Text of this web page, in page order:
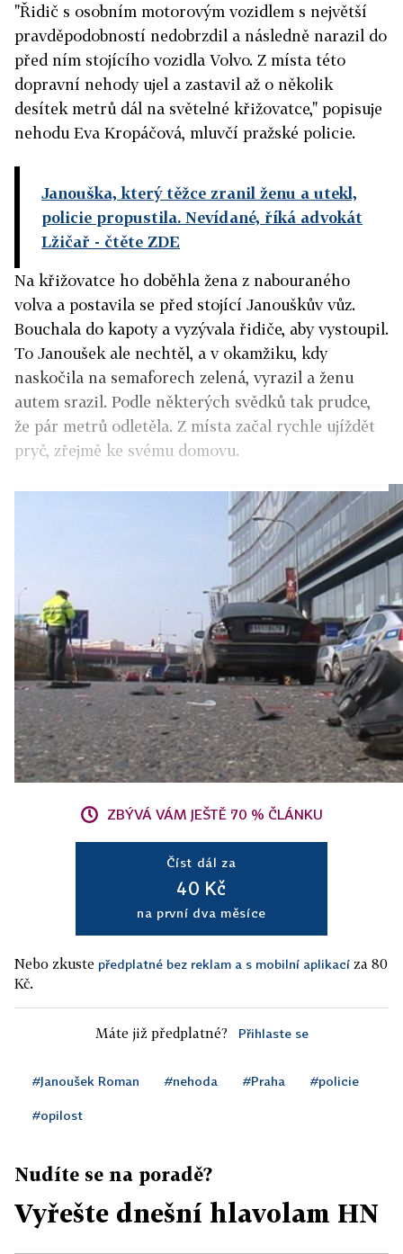
"Řidič s osobním motorovým vozidlem s největší
pravděpodobností nedobrzdil a následně narazil do
před ním stojícího vozidla Volvo. Z místa této
dopravní nehody ujel a zastavil až o několik
desítek metrů dál na světelné křižovatce," popisuje
nehodu Eva Kropáčová, mluvčí pražské policie.
Janouška, který těžce zranil ženu a utekl,
policie propustila. Nevídané, říká advokát
Lžičař - čtěte ZDE
Na křižovatce ho doběhla žena z nabouraného
volva a postavila se před stojící Janouškův vůz.
Bouchala do kapoty a vyzývala řidiče, aby vystoupil.
To Janoušek ale nechtěl, a v okamžiku, kdy
naskočila na semaforech zelená, vyrazil a ženu
autem srazil. Podle některých svědků tak prudce,
že pár metrů odletěla. Z místa začal rychle ujíždět
pryč, zřejmě ke svému domovu.
ZBÝVÁ VÁM JEŠTĚ 70 % ČLÁNKU
Číst dál za
40 Kč
na první dva měsíce
Nebo zkuste předplatné bez reklam a s mobilní aplikací za 80
Kč.
Máte již předplatné? Přihlaste se
#Janoušek Roman #nehoda #Praha #policie
#opilost
Nudíte se na poradě?
Vyřešte dnešní hlavolam HN